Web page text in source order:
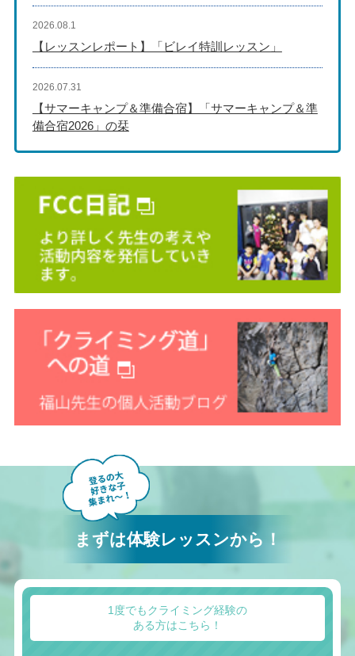
【レッスンレポート】「ビレイ特訓レッスン」
2026.08.1
【サマーキャンプ＆準備合宿】「サマーキャンプ＆準
備合宿2026」の栞
2026.07.31
まずは体験レッスンから！
1度でもクライミング経験の
ある方はこちら！